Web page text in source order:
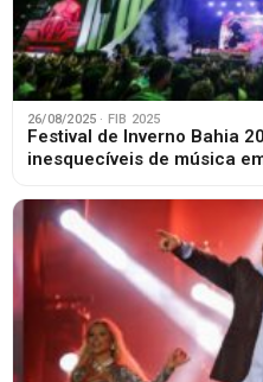
26/08/2025 · FIB 2025
Festival de Inverno Bahia
inesquecíveis de música